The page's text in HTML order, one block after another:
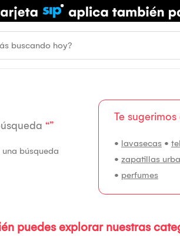
“”
búsqueda
Te
• lavasecas •
• zapatillas
• perfumes
puedes explorar nuestras